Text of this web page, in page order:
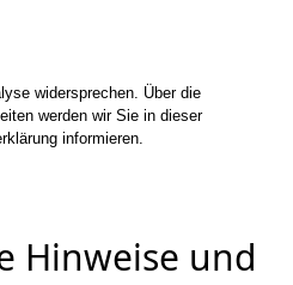
widersprechen. Über die
werden wir Sie in dieser
informieren.
Hinweise und